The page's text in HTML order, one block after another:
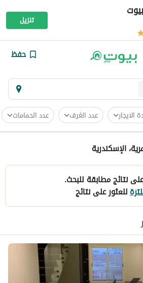
تنزيل
حفظ
الايجار عدد الغرف عدد الحمامات
الإسكندرية
نتائج مطابقة للبحث.
للعثور على نتائج